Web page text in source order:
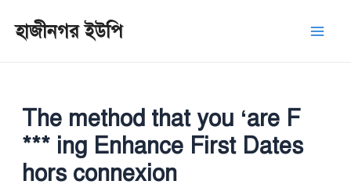
হাজীনগর ইউপি
The method that you ‘are F
*** ing Enhance First Dates
hors connexion
navigation